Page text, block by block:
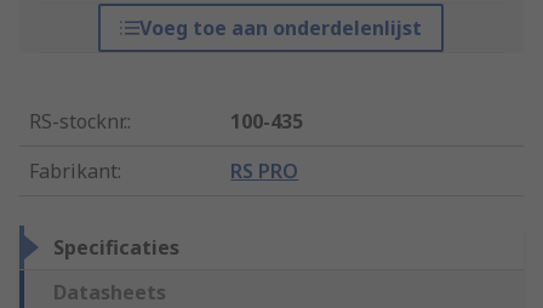
Voeg toe aan onderdelenlijst
RS-stocknr.:
100-435
Fabrikant: RS PRO
Specificaties
Datasheets